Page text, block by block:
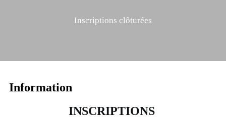
Inscriptions clôturées
Information
INSCRIPTIONS